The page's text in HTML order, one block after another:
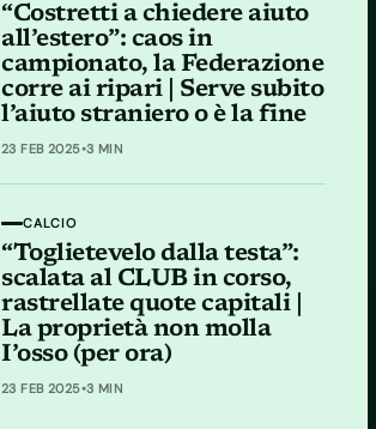
“Costretti a chiedere aiuto
all’estero”: caos in
campionato, la Federazione
corre ai ripari | Serve subito
l’aiuto straniero o è la fine
23 FEB 2025•3 MIN
CALCIO
“Toglietevelo dalla testa”:
scalata al CLUB in corso,
rastrellate quote capitali |
La proprietà non molla
I’osso (per ora)
23 FEB 2025•3 MIN